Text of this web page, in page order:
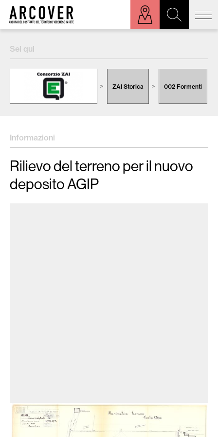
sulla mappa
Cerca:
Sei qui
ZAI Storica 002 Formenti
Informazioni
Rilievo del terreno per il nuovo
deposito AGIP